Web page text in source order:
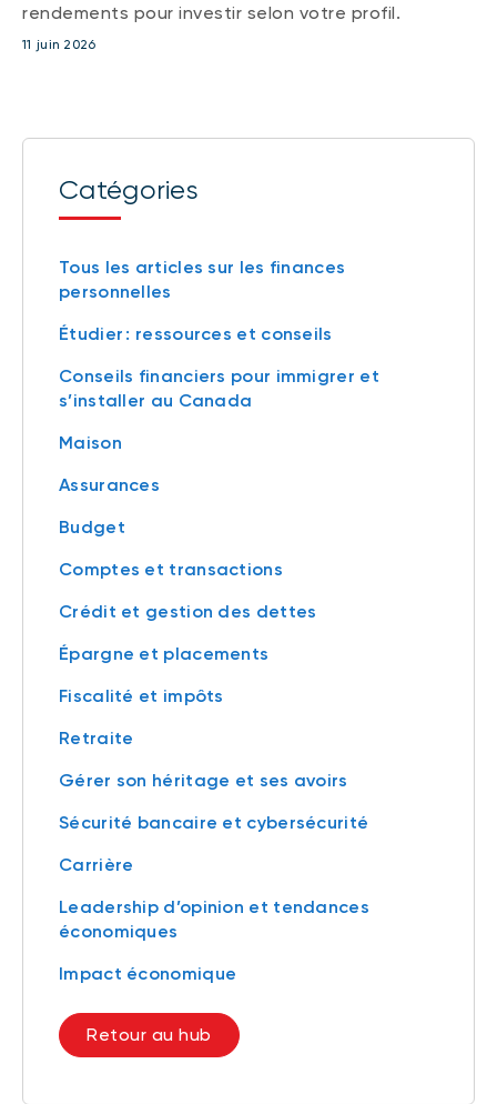
rendements pour investir selon votre profil.
11 juin 2026
Catégories
Tous les articles sur les finances
personnelles
Étudier : ressources et conseils
Conseils financiers pour immigrer et
s’installer au Canada
Maison
Assurances
Budget
Comptes et transactions
Crédit et gestion des dettes
Épargne et placements
Fiscalité et impôts
Retraite
Gérer son héritage et ses avoirs
Sécurité bancaire et cybersécurité
Carrière
Leadership d’opinion et tendances
économiques
Impact économique
Retour au hub